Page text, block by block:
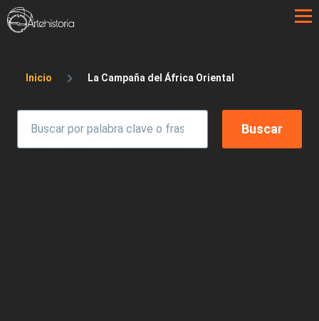
Pasar al contenido principal
Sobrescribir enlaces de ayuda a la
Inicio La Campaña del África Oriental